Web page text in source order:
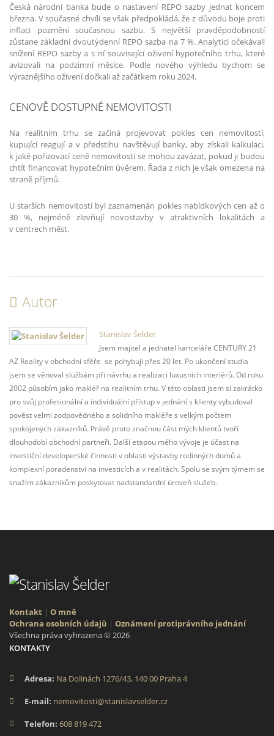
Česká národní banka bude o nastavení REPO sazby jednat koncem
března. V současné chvíli se však předpokládá, že z důvodu boje proti
inflaci pozmění současnou sazbu. S největší pravděpodobností
zůstane základní dvoutýdenní REPO sazba na 7 %. Analytici očekávali
snížení REPO sazby a s ní související oživení hypotečního trhu, které
avizovali na podzimní měsíce. Podle nového výhledu bychom se
výraznějšího oživení dočkali až začátkem roku 2024.
CENOVĚ DOSTUPNÉ NEMOVITOSTI
Na realitním trhu se začíná projevovat pokles cen nemovitostí,
kupující reagují a v předstihu navštěvují banky, aby získali kalkulaci,
k jaké pořizovací ceně nemovitosti se mohou zavázat, pokud ji budou
chtít financovat hypotečním úvěrem. Řada z nich je však omezena na
straně příjmů.
U starších nemovitostí byl zaznamenán pokles nabídkových cen až o
30 %, nejméně zlevňují novostavby v atraktivních lokalitách a
v centrech měst.
Autor
Stanislav Šelder
Jsem majitel a jednatel kanceláře CENTURY 21
AZ Reality v obchodní sféře se pohybuji přes 20 let. Po ukončení studia
jsem se věnoval službám při návrhu a realizaci luxusních interiérů. Od roku
2002 působím jako makléř na realitním trhu. V této oblasti jsem si zakrátko
pro svůj profesionální a individuální přístup v jednání s klienty vybudoval
pověst velmi zodpovědného a solidního makléře s velkým počtem
spokojených zákazníků. Právě proto značnou část mých klientů tvoří
dlouhodobí obchodní partneři. Další etapou mého vývoje je účast na
investiční developerské činnosti v oblasti výstavby rodinných domů a
komplexní poradenství na investicích a v realitách. Spolu se svým týmem se
snažím zákazníkům poskytovat nadstandardní úroveň služeb.
Kontakt | O mně
Ochrana osobních údajů | Oznámení protiprávního jednání
Všechna práva vyhrazena © 2026
KONTAKTY
Adresa: Na Dolinách 1276/43, 140 00 Praha 4
E-mail: nemovitosti@stanislavselder.cz
Telefon: 608 819 472